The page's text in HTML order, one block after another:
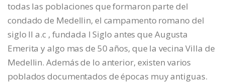
todas las poblaciones que formaron parte del
condado de Medellin, el campamento romano del
siglo II a.c , fundada I Siglo antes que Augusta
Emerita y algo mas de 50 años, que la vecina Villa de
Medellin. Además de lo anterior, existen varios
poblados documentados de épocas muy antiguas.